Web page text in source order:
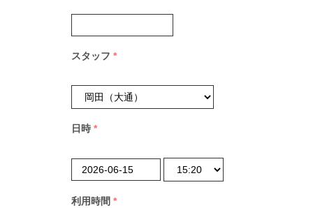
スタッフ *
日時 *
利用時間 *